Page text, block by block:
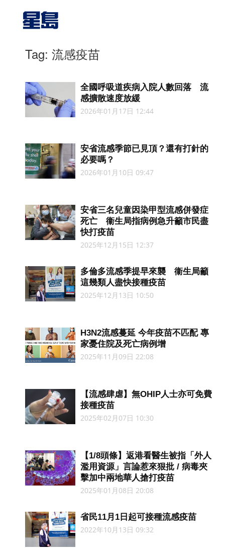
Tag: 流感疫苗
全國呼吸道疾病入院人數回落 流
感擴散速度放緩
2026年01月17日 12:44
安省流感季節已見頂？還有打針的
必要嗎？
2026年01月10日 09:47
安省三名兒童因染甲型流感併發症
死亡 衞生局指病例急升籲市民盡
快打疫苗
2025年12月15日 12:37
多倫多流感季提早來襲 衞生局籲
這幾類人盡快接種疫苗
2025年12月13日 10:50
H3N2流感蔓延 今年疫苗不匹配 專
家憂住院及死亡病例增
2025年11月09日 22:08
【流感肆虐】無OHIP人士亦可免費
接種疫苗
2025年02月07日 10:30
【1/8頭條】返港看醫生被指「外人
濫用資源」言論惹來狠批 / 病毒夾
擊加中兩地華人搶打疫苗
2025年01月08日 20:08
省民11月1日起可接種流感疫苗
2022年10月13日 09:32